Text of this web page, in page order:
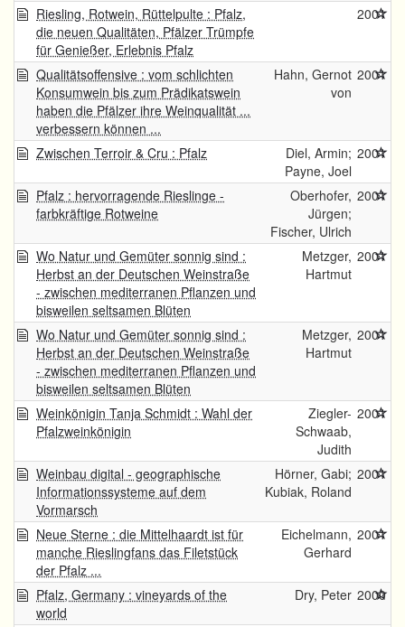
Riesling, Rotwein, Rüttelpulte : Pfalz,
die neuen Qualitäten, Pfälzer Trümpfe
für Genießer, Erlebnis Pfalz
2001
Qualitätsoffensive : vom schlichten
Konsumwein bis zum Prädikatswein
haben die Pfälzer ihre Weinqualität ...
verbessern können ...
Hahn, Gernot
von
2001
Zwischen Terroir & Cru : Pfalz
Diel, Armin;
Payne, Joel
2001
Pfalz : hervorragende Rieslinge -
farbkräftige Rotweine
Oberhofer,
Jürgen;
Fischer, Ulrich
2001
Wo Natur und Gemüter sonnig sind :
Herbst an der Deutschen Weinstraße
- zwischen mediterranen Pflanzen und
bisweilen seltsamen Blüten
Metzger,
Hartmut
2001
Wo Natur und Gemüter sonnig sind :
Herbst an der Deutschen Weinstraße
- zwischen mediterranen Pflanzen und
bisweilen seltsamen Blüten
Metzger,
Hartmut
2001
Weinkönigin Tanja Schmidt : Wahl der
Pfalzweinkönigin
Ziegler-
Schwaab,
Judith
2001
Weinbau digital - geographische
Informationssysteme auf dem
Vormarsch
Hörner, Gabi;
Kubiak, Roland
2001
Neue Sterne : die Mittelhaardt ist für
manche Rieslingfans das Filetstück
der Pfalz ...
Eichelmann,
Gerhard
2001
Pfalz, Germany : vineyards of the
world
Dry, Peter 2000